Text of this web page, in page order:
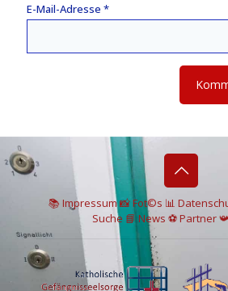
E-Mail-Adresse *
📚 Impressum📸Fot©s 📊
Suche 📘 News ⚽Partner